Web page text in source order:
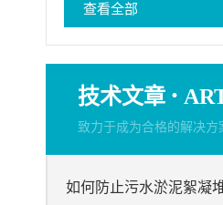
查看全部
技术文章 ·
致力于成为合格的解决方
如何防止污水淤泥絮凝